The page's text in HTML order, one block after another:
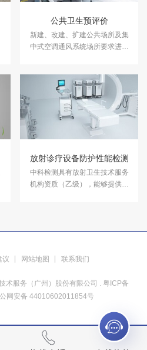
公共卫生预评价
新建、改建、扩建公共场所及集
中式空调通风系统场所要求进行
卫生预评价。
放射诊疗设备防护性能检测
中科检测具有放射卫生技术服务
机构资质（乙级），能够提供放
议 网站地图 联系我们
术服务（广州）股份有限公司 . 粤ICP备
网安备 44010602011854号